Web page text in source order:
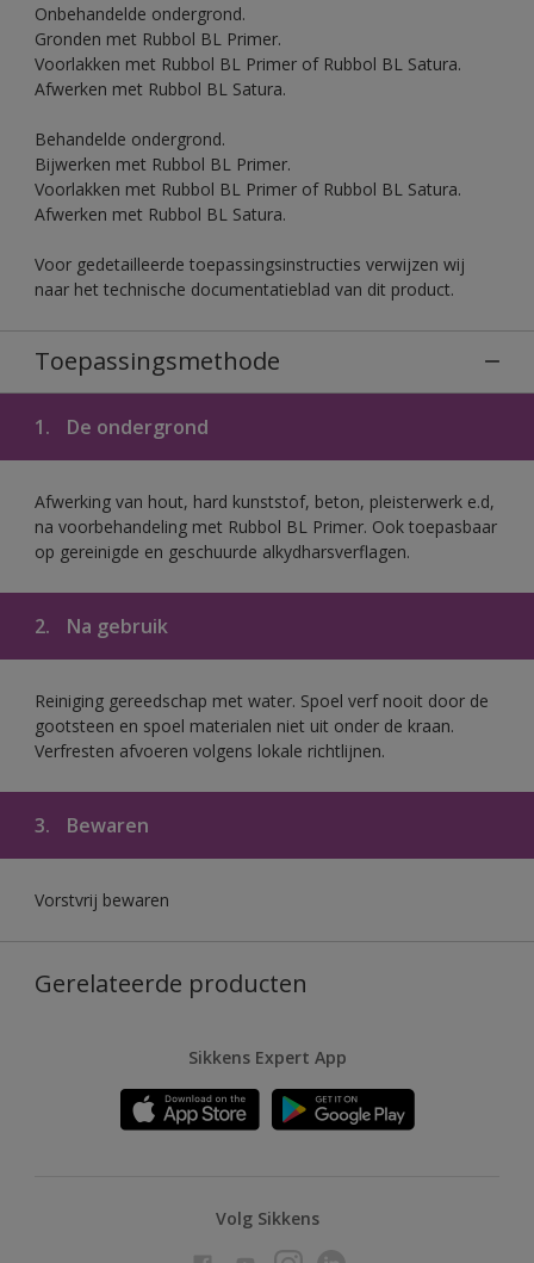
Onbehandelde ondergrond.
Gronden met Rubbol BL Primer.
Voorlakken met Rubbol BL Primer of Rubbol BL Satura.
Afwerken met Rubbol BL Satura.
Behandelde ondergrond.
Bijwerken met Rubbol BL Primer.
Voorlakken met Rubbol BL Primer of Rubbol BL Satura.
Afwerken met Rubbol BL Satura.
Voor gedetailleerde toepassingsinstructies verwijzen wij
naar het technische documentatieblad van dit product.
Toepassingsmethode
1. De ondergrond
Afwerking van hout, hard kunststof, beton, pleisterwerk e.d,
na voorbehandeling met Rubbol BL Primer. Ook toepasbaar
op gereinigde en geschuurde alkydharsverflagen.
2. Na gebruik
Reiniging gereedschap met water. Spoel verf nooit door de
gootsteen en spoel materialen niet uit onder de kraan.
Verfresten afvoeren volgens lokale richtlijnen.
3. Bewaren
Vorstvrij bewaren
Gerelateerde producten
Sikkens Expert App
Volg Sikkens